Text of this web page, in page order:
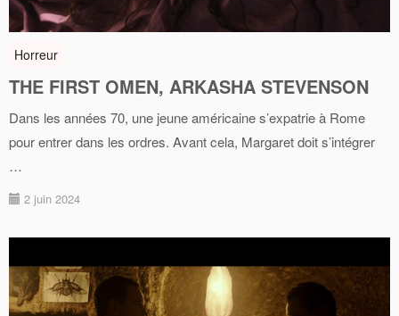
Horreur
THE FIRST OMEN, ARKASHA STEVENSON
Dans les années 70, une jeune américaine s’expatrie à Rome
pour entrer dans les ordres. Avant cela, Margaret doit s’intégrer
…
2 juin 2024